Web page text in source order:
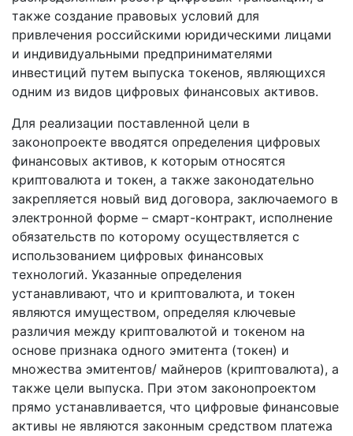
также создание правовых условий для
привлечения российскими юридическими лицами
и индивидуальными предпринимателями
инвестиций путем выпуска токенов, являющихся
одним из видов цифровых финансовых активов.
Для реализации поставленной цели в
законопроекте вводятся определения цифровых
финансовых активов, к которым относятся
криптовалюта и токен, а также законодательно
закрепляется новый вид договора, заключаемого в
электронной форме – смарт-контракт, исполнение
обязательств по которому осуществляется с
использованием цифровых финансовых
технологий. Указанные определения
устанавливают, что и криптовалюта, и токен
являются имуществом, определяя ключевые
различия между криптовалютой и токеном на
основе признака одного эмитента (токен) и
множества эмитентов/ майнеров (криптовалюта), а
также цели выпуска. При этом законопроектом
прямо устанавливается, что цифровые финансовые
активы не являются законным средством платежа